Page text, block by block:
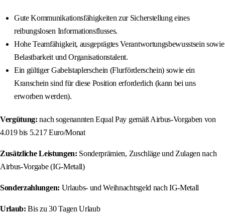
Gute Kommunikationsfähigkeiten zur Sicherstellung eines
reibungslosen Informationsflusses.
Hohe Teamfähigkeit, ausgeprägtes Verantwortungsbewusstsein sowie
Belastbarkeit und Organisationstalent.
Ein gültiger Gabelstaplerschein (Flurförderschein) sowie ein
Kranschein sind für diese Position erforderlich (kann bei uns
erworben werden).
Vergütung: nach sogenannten Equal Pay gemäß Airbus-Vorgaben von
4.019 bis 5.217 Euro/Monat
Zusätzliche Leistungen: Sonderprämien, Zuschläge und Zulagen nach
Airbus-Vorgabe (IG-Metall)
Sonderzahlungen: Urlaubs- und Weihnachtsgeld nach IG-Metall
Urlaub: Bis zu 30 Tagen Urlaub